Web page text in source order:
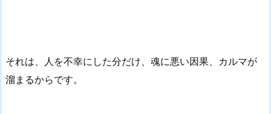
それは、人を不幸にした分だけ、魂に悪い因果、カルマが
溜まるからです。